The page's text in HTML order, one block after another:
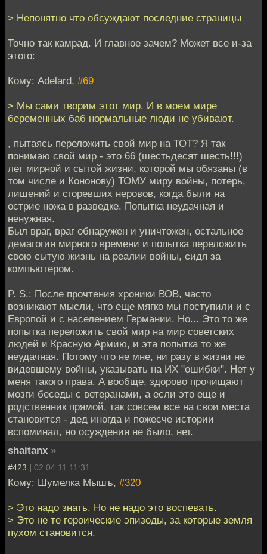
> Непонятно что обсуждают последние страницы
Точно так камрад. И главное зачем? Может все и-за
этого:
Кому: Adelard, #69
> Мы сами творим этот мир. И в моем мире
беременных баб нормальные люди не убивают.
, пытаясь переложить свой мир на ТОТ? Я так
понимаю свой мир - это 66 (шестьдесят шесть!!!)
лет мирной и сытой жизни, которой мы обязаны (в
том числе и Кононову) ТОМУ миру войны, потерь,
лишений и сгоревших неровов, когда были на
острие ножа в разведке. Попытка неудачная и
ненужная.
Был враг, враг обнаружен и уничтожен, остальное
демагогия мирного времени и попытка переложить
свою сытую жизнь на реалии войны, сидя за
компьютером.
P. S.: После прочтения хроники ВОВ, часто
возникают мысли, что еще мягко мы поступили и с
Европой и с населением Германии. Но... Это то же
попытка переложить свой мир на мир советских
людей и Красную Армию, и эта попытка то же
неудачная. Потому что не мне, ни разу в жизни не
видевшему войны, указывать на ИХ "ошибки". Нет у
меня такого права. А вообще, здорово прочищают
мозги беседы с ветеранами, а если это еще и
родственник прямой, так совсем все на свои места
становится - дед иногда и пожесче истории
вспоминал, но осуждения не было, нет.
shaitanx »
#423 | 02.04.11 11:31
Кому: Шумелка Мышъ, #320
> Это надо знать. Но не надо это воспевать.
> Это не те героические эпизоды, за которые земля
пухом становится.